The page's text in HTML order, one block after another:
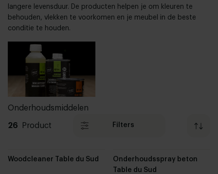
langere levensduur. De producten helpen je om kleuren te
behouden, vlekken te voorkomen en je meubel in de beste
conditie te houden.
Onderhoudsmiddelen
26 Product Filters
Woodcleaner Table du Sud
Onderhoudsspray beton
Table du Sud